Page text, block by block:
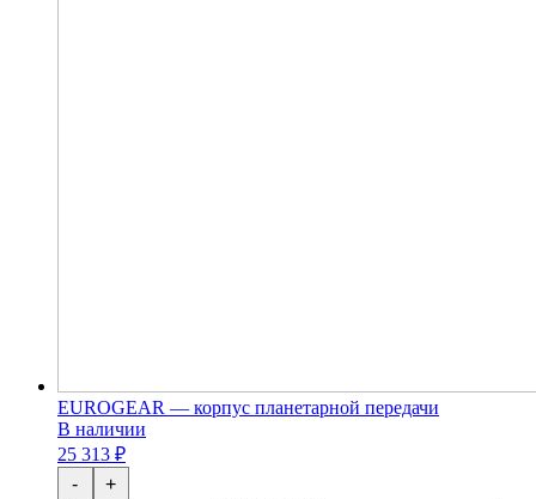
EUROGEAR — корпус планетарной передачи
В наличии
25 313 ₽
-
+